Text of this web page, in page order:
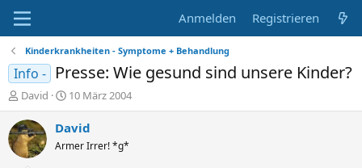
Anmelden Registrieren
Kinderkrankheiten - Symptome + Behandlung
Info - Presse: Wie gesund sind unsere Kinder?
E
r
s
t
e
David
E
r
s
e
10 März 2004
David
Armer Irrer! *g*